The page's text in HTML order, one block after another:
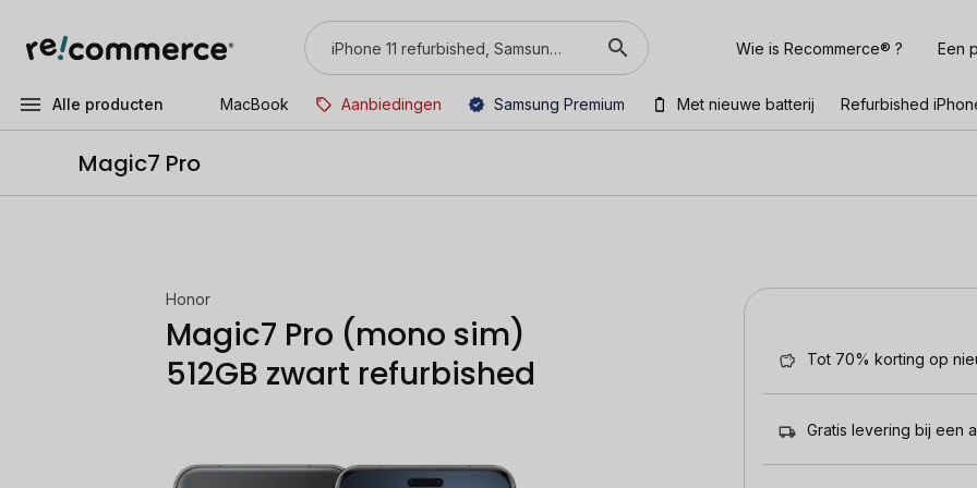
Wie is Recommerce® ? Een
Alle producten MacBook Aanbiedingen Samsung Premium Met nieuwe batterij Refurbished
Magic7 Pro
Honor
Magic7 Pro (mono sim)
512GB zwart refurbished
Tot 70% korting op
Gratis levering bij een